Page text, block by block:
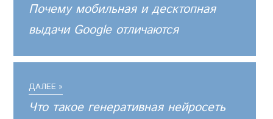
Почему мобильная и десктопная
выдачи Google отличаются
ДАЛЕЕ »
Что такое генеративная нейросеть